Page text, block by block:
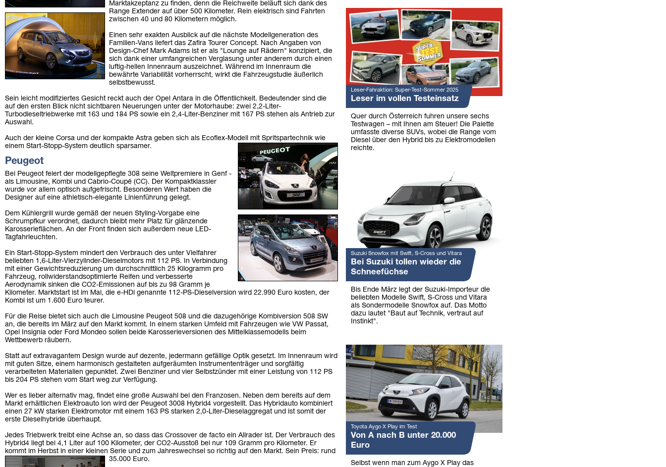
Marktakzeptanz zu finden, denn die Reichweite beläuft sich dank des
Range Extender auf über 500 Kilometer. Rein elektrisch sind Fahrten
zwischen 40 und 80 Kilometern möglich.
Einen sehr exakten Ausblick auf die nächste Modellgeneration des
Familien-Vans liefert das Zafira Tourer Concept. Nach Angaben von
Design-Chef Mark Adams ist er als "Lounge auf Rädern" konzipiert, die
sich dank einer umfangreichen Verglasung unter anderem durch einen
luftig-hellen Innenraum auszeichnet. Während im Innenraum die
bewährte Variabilität vorherrscht, wirkt die Fahrzeugstudie äußerlich
selbstbewusst.
Sein leicht modifiziertes Gesicht reckt auch der Opel Antara in die Öffentlichkeit. Bedeutender sind die
auf den ersten Blick nicht sichtbaren Neuerungen unter der Motorhaube: zwei 2,2-Liter-
Turbodieseltriebwerke mit 163 und 184 PS sowie ein 2,4-Liter-Benziner mit 167 PS stehen als Antrieb zur
Auswahl.
Auch der kleine Corsa und der kompakte Astra geben sich als Ecoflex-Modell mit Spritspartechnik wie
einem Start-Stopp-System deutlich sparsamer.
Peugeot
Bei Peugeot feiert der modellgepflegte 308 seine Weltpremiere in Genf -
als Limousine, Kombi und Cabrio-Coupé (CC). Der Kompaktklassler
wurde vor allem optisch aufgefrischt. Besonderen Wert haben die
Designer auf eine athletisch-elegante Linienführung gelegt.
Dem Kühlergrill wurde gemäß der neuen Styling-Vorgabe eine
Schrumpfkur verordnet, dadurch bleibt mehr Platz für glänzende
Karosserieflächen. An der Front finden sich außerdem neue LED-
Tagfahrleuchten.
Ein Start-Stopp-System mindert den Verbrauch des unter Vielfahrer
beliebten 1,6-Liter-Vierzylinder-Dieselmotors mit 112 PS. In Verbindung
mit einer Gewichtsreduzierung um durchschnittlich 25 Kilogramm pro
Fahrzeug, rollwiderstandsoptimierte Reifen und verbesserte
Aerodynamik sinken die CO2-Emissionen auf bis zu 98 Gramm je
Kilometer. Marktstart ist im Mai, die e-HDi genannte 112-PS-Dieselversion wird 22.990 Euro kosten, der
Kombi ist um 1.600 Euro teurer.
Für die Reise bietet sich auch die Limousine Peugeot 508 und die dazugehörige Kombiversion 508 SW
an, die bereits im März auf den Markt kommt. In einem starken Umfeld mit Fahrzeugen wie VW Passat,
Opel Insignia oder Ford Mondeo sollen beide Karosserieversionen des Mittelklassemodells beim
Wettbewerb räubern.
Statt auf extravagantem Design wurde auf dezente, jedermann gefällige Optik gesetzt. Im Innenraum wird
mit guten Sitze, einem harmonisch gestalteten aufgeräumten Instrumententräger und sorgfältig
verarbeiteten Materialien gepunktet. Zwei Benziner und vier Selbstzünder mit einer Leistung von 112 PS
bis 204 PS stehen vom Start weg zur Verfügung.
Wer es lieber alternativ mag, findet eine große Auswahl bei den Franzosen. Neben dem bereits auf dem
Markt erhältlichen Elektroauto Ion wird der Peugeot 3008 Hybrid4 vorgestellt. Das Hybridauto kombiniert
einen 27 kW starken Elektromotor mit einem 163 PS starken 2,0-Liter-Dieselaggregat und ist somit der
erste Dieselhybride überhaupt.
Jedes Triebwerk treibt eine Achse an, so dass das Crossover de facto ein Allrader ist. Der Verbrauch des
Hybrid4 liegt bei 4,1 Liter auf 100 Kilometer, der CO2-Ausstoß bei nur 109 Gramm pro Kilometer. Er
kommt im Herbst in einer kleinen Serie und zum Jahreswechsel so richtig auf den Markt. Sein Preis: rund
35.000 Euro.
Leser-Fahraktion: Super-Test-Sommer 2025
Leser im vollen Testeinsatz
Quer durch Österreich fuhren unsere sechs
Testwagen – mit Ihnen am Steuer! Die Palette
umfasste diverse SUVs, wobei die Range vom
Diesel über den Hybrid bis zu Elektromodellen
reichte.
Suzuki Snowfox mit Swift, S-Cross und Vitara
Bei Suzuki tollen wieder die
Schneefüchse
Bis Ende März legt der Suzuki-Importeur die
beliebten Modelle Swift, S-Cross und Vitara
als Sondermodelle Snowfox auf. Das Motto
dazu lautet "Baut auf Technik, vertraut auf
Instinkt".
Toyota Aygo X Play im Test
Von A nach B unter 20.000
Euro
Selbst wenn man zum Aygo X Play das